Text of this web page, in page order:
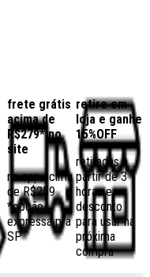
frete grátis
acima de
R$279* no
site
no app acima
de R$259
*opção
expressa pra
SP
retire em
loja e ganhe
15%OFF
retiradas a
partir de 3
horas e
desconto
para usar na
próxima
compra